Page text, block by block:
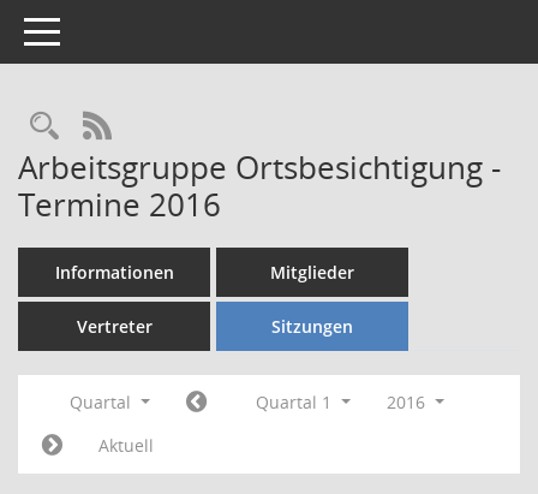
Toggle navigation
Rechercheauswahl
RSS-Feed
Arbeitsgruppe Ortsbesichtigung -
Termine 2016
Informationen Mitglieder
Vertreter Sitzungen
Quartal Quartal 1
2016
Aktuell